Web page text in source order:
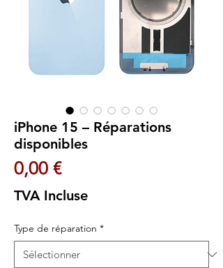
iPhone 15 – Réparations
disponibles
0,00 €Prix
TVA Incluse
Type de réparation *